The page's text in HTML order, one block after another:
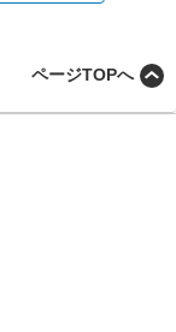
ページTOPへ